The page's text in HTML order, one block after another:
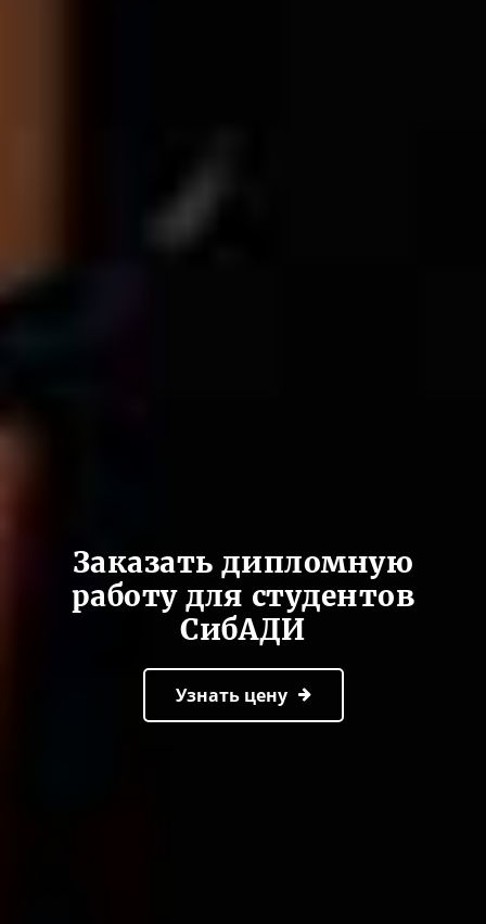
Заказать дипломную
работу для студентов
СибАДИ
Узнать цену